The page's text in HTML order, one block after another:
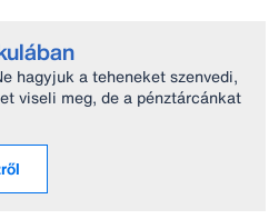
hagyjuk a teheneket szenvedi,
viseli meg, de a pénztárcánkat